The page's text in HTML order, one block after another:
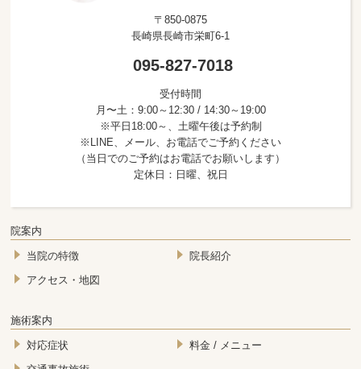
〒850-0875
長崎県長崎市栄町6-1
095-827-7018
受付時間
月〜土：9:00～12:30 / 14:30～19:00
※平日18:00～、土曜午後は予約制
※LINE、メール、お電話でご予約ください
（当日でのご予約はお電話でお願いします）
定休日：日曜、祝日
院案内
当院の特徴
院長紹介
アクセス・地図
施術案内
対応症状
料金 / メニュー